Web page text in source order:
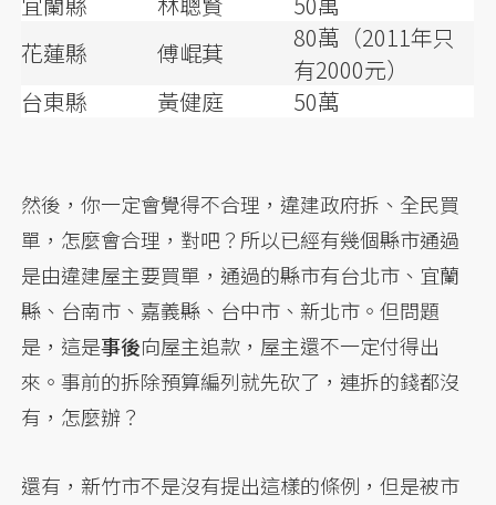
花蓮縣
傅崐萁
80萬（2011年只
有2000元）
台東縣
黃健庭 50萬
然後，你一定會覺得不合理，違建政府拆、全民買
單，怎麼會合理，對吧？所以已經有幾個縣市通過
是由違建屋主要買單，通過的縣市有台北市、宜蘭
縣、台南市、嘉義縣、台中市、新北市。但問題
是，這是事後向屋主追款，屋主還不一定付得出
來。事前的拆除預算編列就先砍了，連拆的錢都沒
有，怎麼辦？
還有，新竹市不是沒有提出這樣的條例，但是被市